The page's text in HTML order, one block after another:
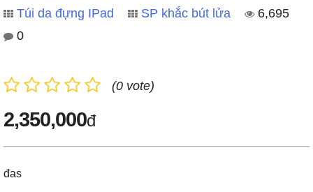
Túi da đựng IPad
SP khắc bút lửa
6,695
0
(0 vote)
2,350,000đ
đas